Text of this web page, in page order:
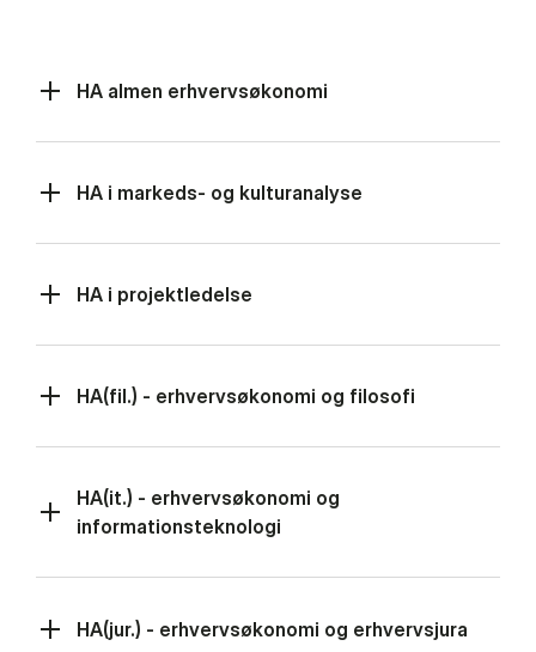
HA almen erhvervsøkonomi
HA i markeds- og kulturanalyse
HA i projektledelse
HA(fil.) - erhvervsøkonomi og filosofi
HA(it.) - erhvervsøkonomi og
informationsteknologi
HA(jur.) - erhvervsøkonomi og erhvervsjura